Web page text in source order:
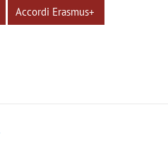
Accordi Erasmus+